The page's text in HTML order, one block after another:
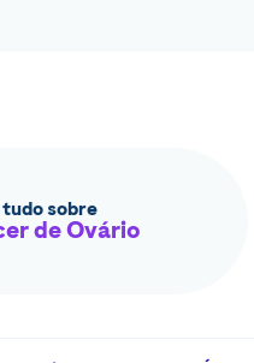
sobre
de Ovário